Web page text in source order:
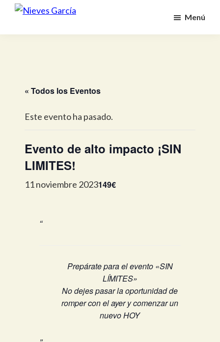
Saltar
contenido
García
Menú
« Todos los Eventos
Este evento ha pasado.
Evento de alto impacto ¡SIN
LIMITES!
11 noviembre 2023149€
Prepárate para el evento «SIN
LÍMITES»
No dejes pasar la oportunidad de
romper con el ayer y comenzar un
nuevo HOY